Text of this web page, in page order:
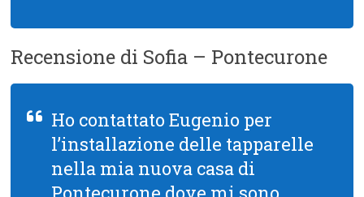
Recensione di Sofia – Pontecurone
Ho contattato Eugenio per
l’installazione delle tapparelle
nella mia nuova casa di